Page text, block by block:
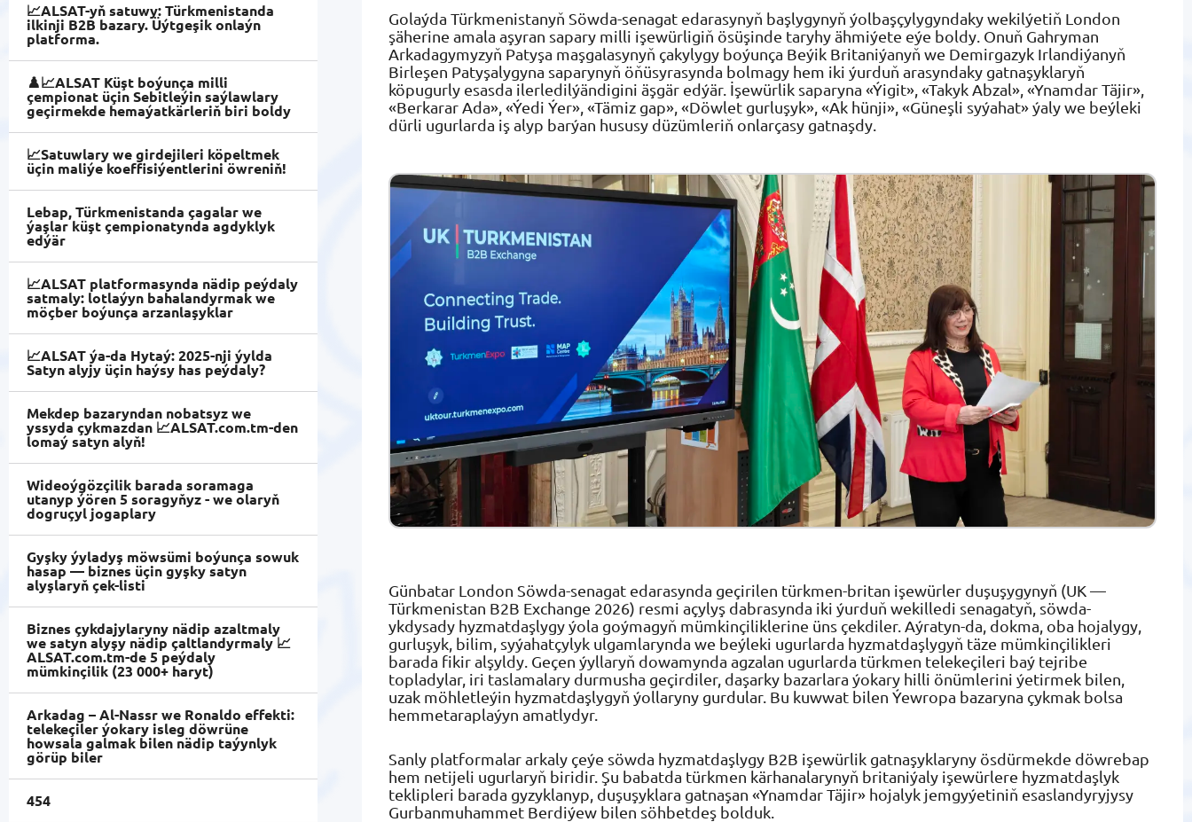
📈ALSAT-yň satuwy: Türkmenistanda
ilkinji B2B bazary. Üýtgeşik onlaýn
platforma.
♟️📈ALSAT Küşt boýunça milli
çempionat üçin Sebitleýin saýlawlary
geçirmekde hemaýatkärleriň biri boldy
📈Satuwlary we girdejileri köpeltmek
üçin maliýe koeffisiýentlerini öwreniň!
Lebap, Türkmenistanda çagalar we
ýaşlar küşt çempionatynda agdyklyk
edýär
📈ALSAT platformasynda nädip peýdaly
satmaly: lotlaýyn bahalandyrmak we
möçber boýunça arzanlaşyklar
📈ALSAT ýa-da Hytaý: 2025-nji ýylda
Satyn alyjy üçin haýsy has peýdaly?
Mekdep bazaryndan nobatsyz we
yssyda çykmazdan 📈ALSAT.com.tm-den
lomaý satyn alyň!
Wideoýgözçilik barada soramaga
utanyp ýören 5 soragyňyz - we olaryň
dogruçyl jogaplary
Gyşky ýyladyş möwsümi boýunça sowuk
hasap — biznes üçin gyşky satyn
alyşlaryň çek-listi
Biznes çykdajylaryny nädip azaltmaly
we satyn alyşy nädip çaltlandyrmaly 📈
ALSAT.com.tm-de 5 peýdaly
mümkinçilik (23 000+ haryt)
Arkadag – Al-Nassr we Ronaldo effekti:
telekeçiler ýokary isleg döwrüne
howsala galmak bilen nädip taýynlyk
görüp biler
454
Golaýda Türkmenistanyň Söwda-senagat edarasynyň başlygynyň ýolbaşçylygyndaky wekilýetiň London
şäherine amala aşyran sapary milli işewürligiň ösüşinde taryhy ähmiýete eýe boldy. Onuň Gahryman
Arkadagymyzyň Patyşa maşgalasynyň çakylygy boýunça Beýik Britaniýanyň we Demirgazyk Irlandiýanyň
Birleşen Patyşalygyna saparynyň öňüsyrasynda bolmagy hem iki ýurduň arasyndaky gatnaşyklaryň
köpugurly esasda ilerledilýändigini äşgär edýär. İşewürlik saparyna «Ýigit», «Takyk Abzal», «Ynamdar Täjir»,
«Berkarar Ada», «Ýedi Ýer», «Tämiz gap», «Döwlet gurluşyk», «Ak hünji», «Güneşli syýahat» ýaly we beýleki
dürli ugurlarda iş alyp barýan hususy düzümleriň onlarçasy gatnaşdy.
Günbatar London Söwda-senagat edarasynda geçirilen türkmen-britan işewürler duşuşygynyň (UK —
Türkmenistan B2B Exchange 2026) resmi açylyş dabrasynda iki ýurduň wekilledi senagatyň, söwda-
ykdysady hyzmatdaşlygy ýola goýmagyň mümkinçiliklerine üns çekdiler. Aýratyn-da, dokma, oba hojalygy,
gurluşyk, bilim, syýahatçylyk ulgamlarynda we beýleki ugurlarda hyzmatdaşlygyň täze mümkinçilikleri
barada fikir alşyldy. Geçen ýyllaryň dowamynda agzalan ugurlarda türkmen telekeçileri baý tejribe
topladylar, iri taslamalary durmusha geçirdiler, daşarky bazarlara ýokary hilli önümlerini ýetirmek bilen,
uzak möhletleýin hyzmatdaşlygyň ýollaryny gurdular. Bu kuwwat bilen Ýewropa bazaryna çykmak bolsa
hemmetaraplaýyn amatlydyr.
Sanly platformalar arkaly çeýe söwda hyzmatdaşlygy B2B işewürlik gatnaşyklaryny ösdürmekde döwrebap
hem netijeli ugurlaryň biridir. Şu babatda türkmen kärhanalarynyň britaniýaly işewürlere hyzmatdaşlyk
teklipleri barada gyzyklanyp, duşuşyklara gatnaşan «Ynamdar Täjir» hojalyk jemgyýetiniň esaslandyryjysy
Gurbanmuhammet Berdiýew bilen söhbetdeş bolduk.